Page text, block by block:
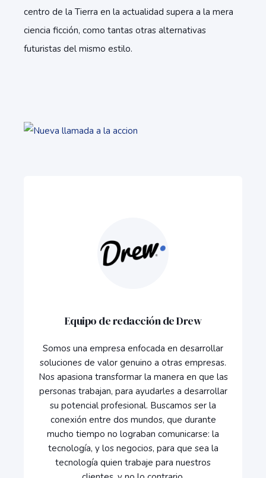
centro de la Tierra en la actualidad supera a la mera
ciencia ficción, como tantas otras alternativas
futuristas del mismo estilo.
Equipo de redacción de Drew
Somos una empresa enfocada en desarrollar
soluciones de valor genuino a otras empresas.
Nos apasiona transformar la manera en que las
personas trabajan, para ayudarles a desarrollar
su potencial profesional. Buscamos ser la
conexión entre dos mundos, que durante
mucho tiempo no lograban comunicarse: la
tecnología, y los negocios, para que sea la
tecnología quien trabaje para nuestros